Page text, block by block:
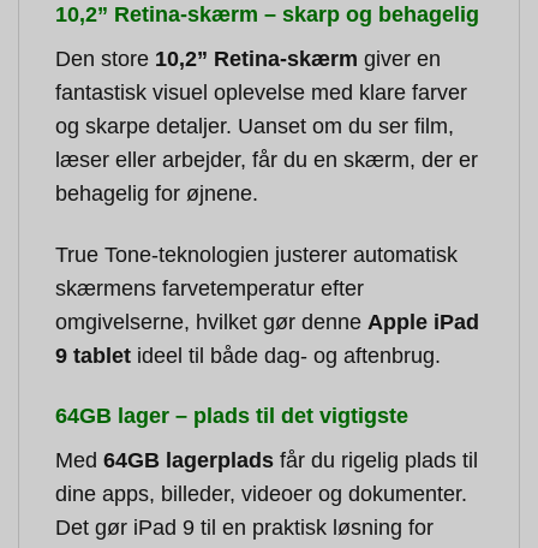
10,2” Retina-skærm – skarp og behagelig
Den store 10,2” Retina-skærm giver en
fantastisk visuel oplevelse med klare farver
og skarpe detaljer. Uanset om du ser film,
læser eller arbejder, får du en skærm, der er
behagelig for øjnene.
True Tone-teknologien justerer automatisk
skærmens farvetemperatur efter
omgivelserne, hvilket gør denne Apple iPad
9 tablet ideel til både dag- og aftenbrug.
64GB lager – plads til det vigtigste
Med 64GB lagerplads får du rigelig plads til
dine apps, billeder, videoer og dokumenter.
Det gør iPad 9 til en praktisk løsning for